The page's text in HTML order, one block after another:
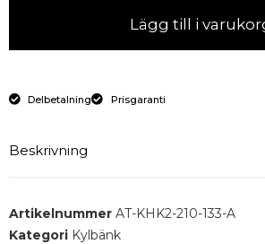
Lägg till i
Delbetalning Prisgaranti
Beskrivning
Kylbord med dörrar, 6 lådor och
Artikelnummer AT-KHK2-210-133-A
Kategori Kylbänk